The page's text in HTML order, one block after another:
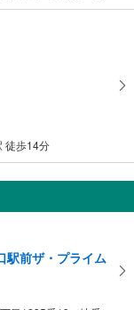
徒歩14分
駅前ザ・プライム